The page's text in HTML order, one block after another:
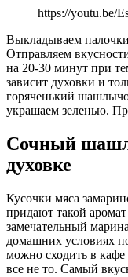
https://youtu.be/
Выкладываем
Отправляем
на 20-30 минут при
зависит духовки и
горяченький
украшаем зеленью.
Сочный
духовке
Кусочки мяса
придают такой
замечательный
домашних условиях
можно сходить в
все не то. Самый